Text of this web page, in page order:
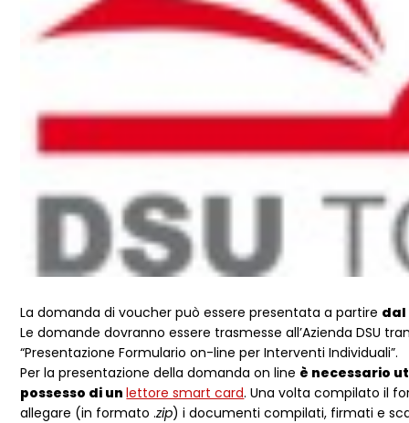
La domanda di voucher può essere presentata a partire dal
Le domande dovranno essere trasmesse all’Azienda DSU
“Presentazione Formulario on-line per Interventi Individuali”.
Per la presentazione della domanda on line è necessario
possesso di unlettore smart card. Una volta compilato il
allegare (in formato .zip) i documenti compilati, firmati e